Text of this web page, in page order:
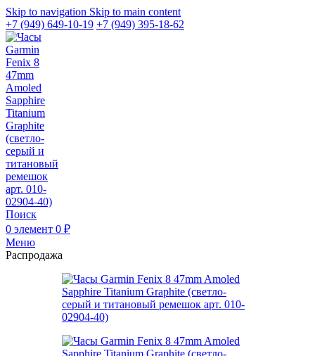
Skip to navigation Skip to main content
+7 (949) 649-10-19 +7 (949) 395-18-62
Поиск
0 элемент 0 ₽
Меню
Распродажа